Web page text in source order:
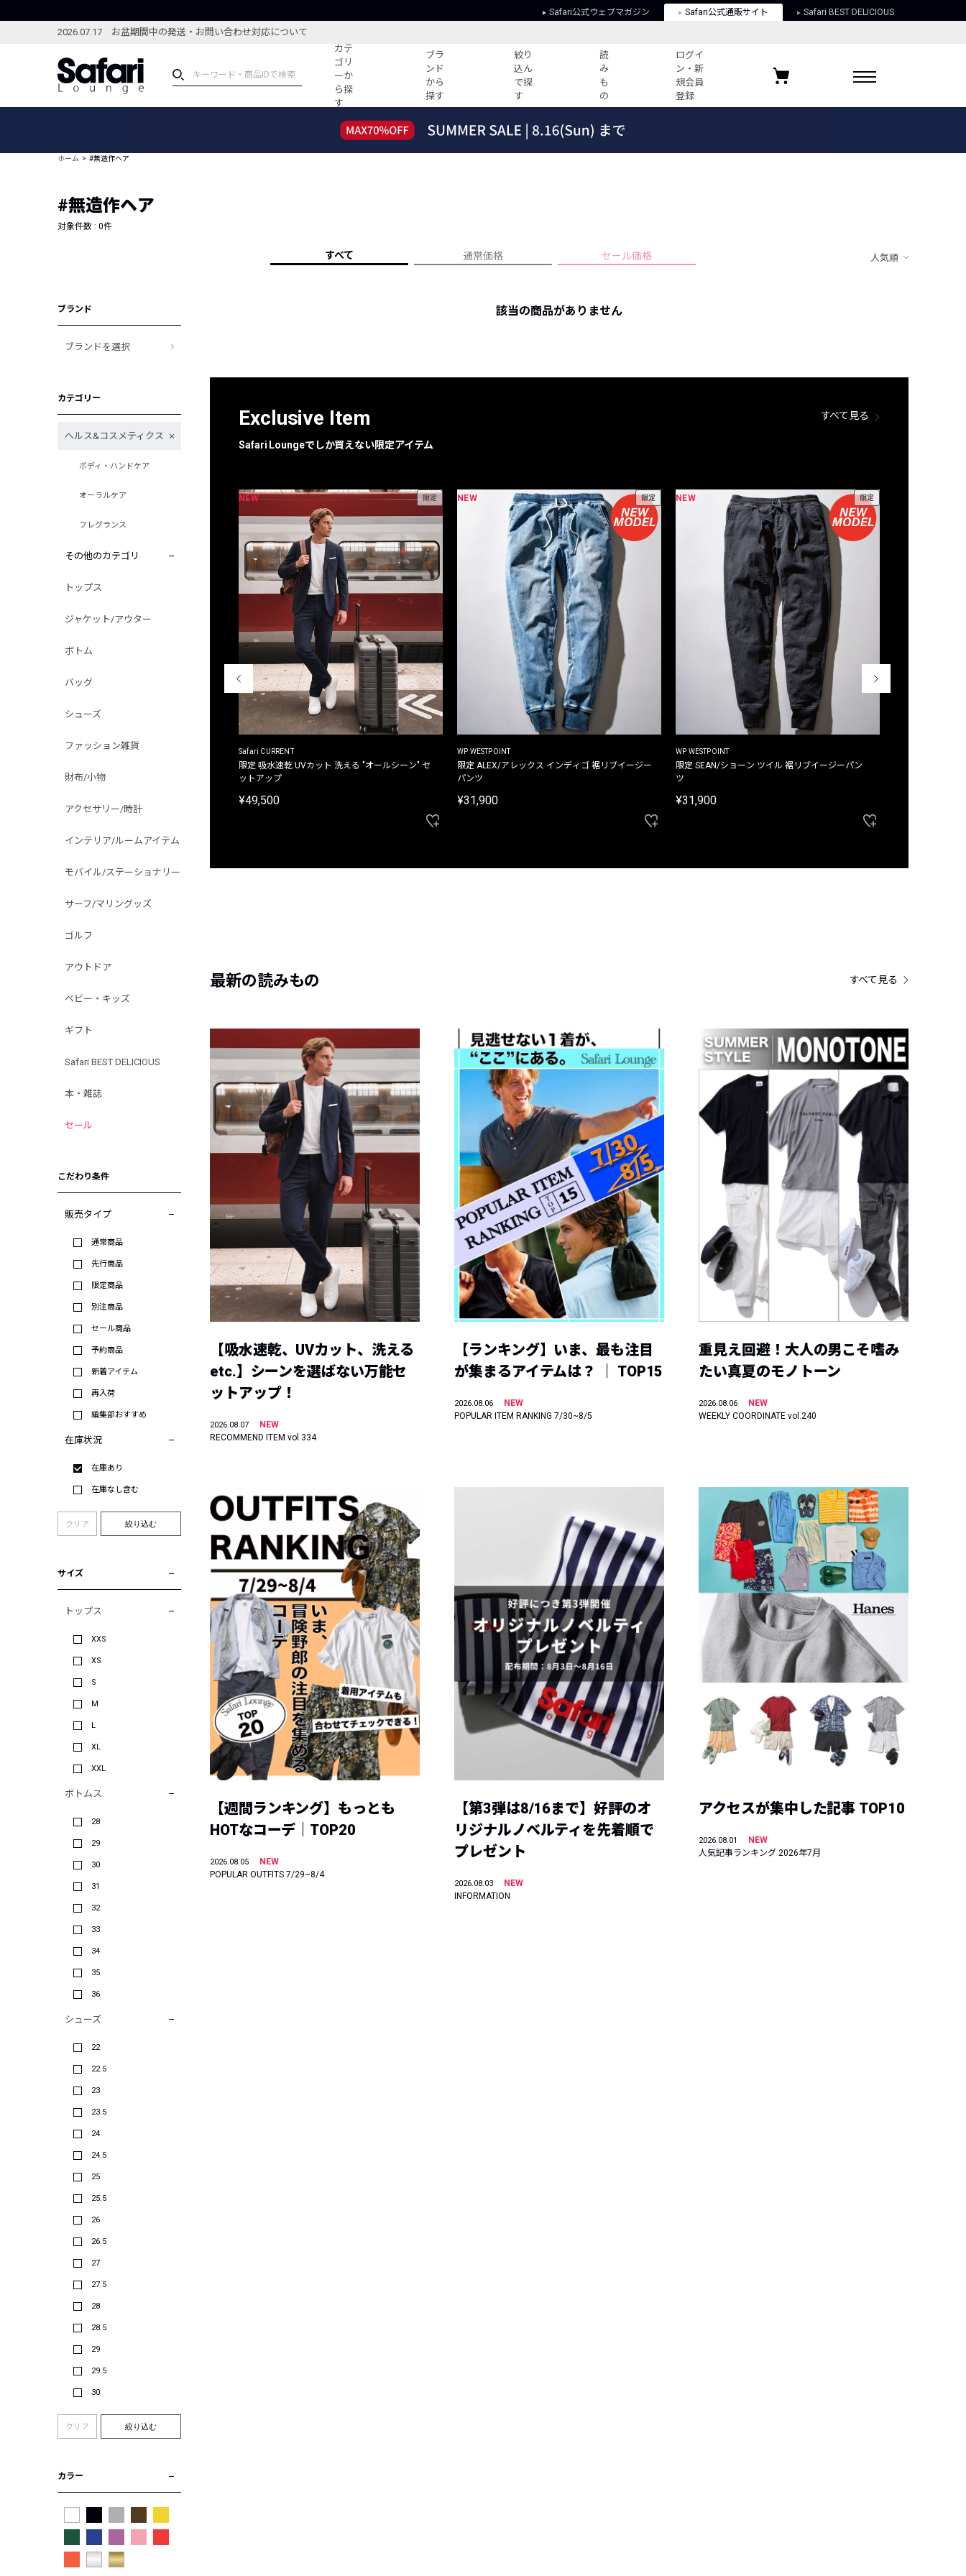
Safari公式ウェブマガジン Safari公式通販サイト Safari BEST DELICIOUS
2026.07.17 お盆期間中の発送・お問い合わせ対応について
カテ
ゴリ
ーか
ら探
す
ブラ
ンド
から
探す
絞り
込ん
で探
す
読
み
も
の
ログイ
ン・新
規会員
登録
ブランドから探す
新着アイテム
編集部のおすすめアイテム
すべての記事
人気記事ランキング
フォーカスブランド
プライバシーポリシー
お気に入りブランド
ホーム #無造作ヘア
#無造作ヘア
対象件数 : 0件
すべて 通常価格 セール価格 人気順
ブランド
ブランドを選択
カテゴリー
ヘルス&コスメティクス
ボディ・ハンドケア
オーラルケア
フレグランス
その他のカテゴリ
トップス
ジャケット/アウター
ボトム
バッグ
シューズ
ファッション雑貨
財布/小物
アクセサリー/時計
インテリア/ルームアイテム
モバイル/ステーショナリー
サーフ/マリングッズ
ゴルフ
アウトドア
ベビー・キッズ
ギフト
Safari BEST DELICIOUS
本・雑誌
セール
こだわり条件
販売タイプ
通常商品
先行商品
限定商品
別注商品
セール商品
予約商品
新着アイテム
再入荷
編集部おすすめ
在庫状況
在庫あり
在庫なし含む
クリア 絞り込む
サイズ
トップス
XXS
XS
S
M
L
XL
XXL
ボトムス
28
29
30
31
32
33
34
35
36
シューズ
22
22.5
23
23.5
24
24.5
25
25.5
26
26.5
27
27.5
28
28.5
29
29.5
30
クリア 絞り込む
カラー
該当の商品がありません
Exclusive Item
Safari Loungeでしか買えない限定アイテム
すべて見る
NEW 限定
Safari CURRENT
限定 吸水速乾 UVカット 洗える "オールシーン" セ
ットアップ
¥49,500
NEW 限定
WP WESTPOINT
限定 ALEX/アレックス インディゴ 裾リブイージー
パンツ
¥31,900
NEW 限定
WP WESTPOINT
限定 SEAN/ショーン ツイル 裾リブイージーパン
ツ
¥31,900
最新の読みもの すべて見る
【吸水速乾、UVカット、洗える
etc.】シーンを選ばない万能セ
ットアップ！
2026.08.07
NEW
RECOMMEND ITEM vol.334
【ランキング】いま、最も注目
が集まるアイテムは？ ｜ TOP15
2026.08.06
NEW
POPULAR ITEM RANKING 7/30~8/5
重見え回避！大人の男こそ嗜み
たい真夏のモノトーン
2026.08.06
NEW
WEEKLY COORDINATE vol.240
【週間ランキング】もっとも
HOTなコーデ｜TOP20
2026.08.05
NEW
POPULAR OUTFITS 7/29~8/4
【第3弾は8/16まで】好評のオ
リジナルノベルティを先着順で
プレゼント
2026.08.03
NEW
INFORMATION
アクセスが集中した記事 TOP10
2026.08.01
NEW
人気記事ランキング 2026年7月